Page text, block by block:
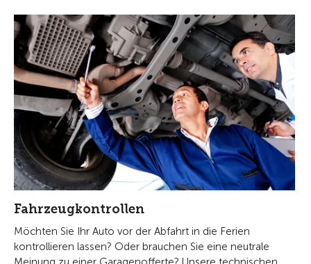
Fahrzeugkontrollen
Möchten Sie Ihr Auto vor der Abfahrt in die Ferien
kontrollieren lassen? Oder brauchen Sie eine neutrale